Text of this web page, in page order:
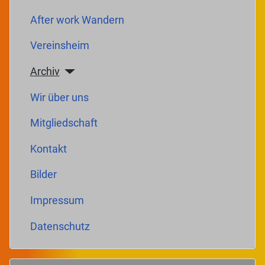
After work Wandern
Vereinsheim
Archiv
Wir über uns
Mitgliedschaft
Kontakt
Bilder
Impressum
Datenschutz